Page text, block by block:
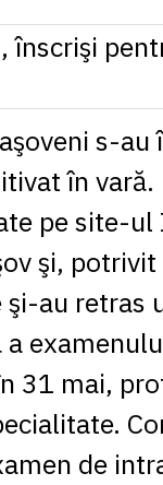
1 MXN
= 0.2227
1 NOK= 0.4191
1 RSD= 0.0425
1 RUB = 0.0530
1 SEK = 0.4526
1 TRY
= 0.1141
1 UAH = 0.1048
= 5.9383
1 ZAR= 0.2318
s-au
în
pe site-
şi,
şi-au retras
31 mai,
de